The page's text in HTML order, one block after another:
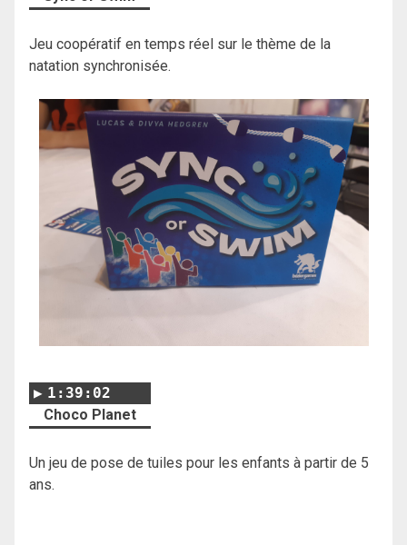
Jeu coopératif en temps réel sur le thème de la
natation synchronisée.
1:39:02
Choco Planet
Un jeu de pose de tuiles pour les enfants à partir de 5
ans.